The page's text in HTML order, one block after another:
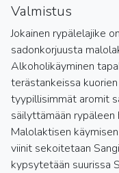
Valmistus
Jokainen rypälelajike
sadonkorjuusta
Alkoholikäyminen
terästankeissa
tyypillisimmät aromit
säilyttämään
Malolaktisen
viinit sekoitetaan
kypsytetään suurissa